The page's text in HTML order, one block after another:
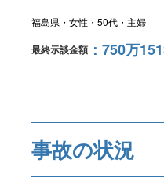
福島県 女性 50代 主婦
最終示談金額 750万
事故の状況